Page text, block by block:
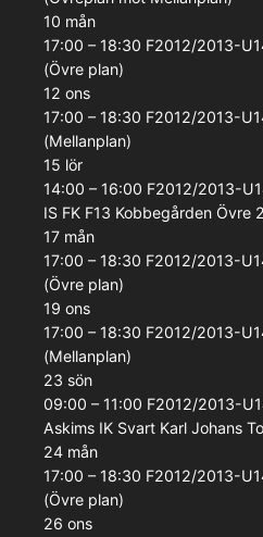
10 mån
17:00 – 18:30 F2012/2013-
(Övre plan)
12 ons
17:00 – 18:30 F2012/2013-
(Mellanplan)
15 lör
14:00 – 16:00 F2012/2013-
IS FK F13 Kobbegården Övre
17 mån
17:00 – 18:30 F2012/2013-
(Övre plan)
19 ons
17:00 – 18:30 F2012/2013-
(Mellanplan)
23 sön
09:00 – 11:00 F2012/2013-
Askims IK Svart Karl Johans
24 mån
17:00 – 18:30 F2012/2013-
(Övre plan)
26 ons